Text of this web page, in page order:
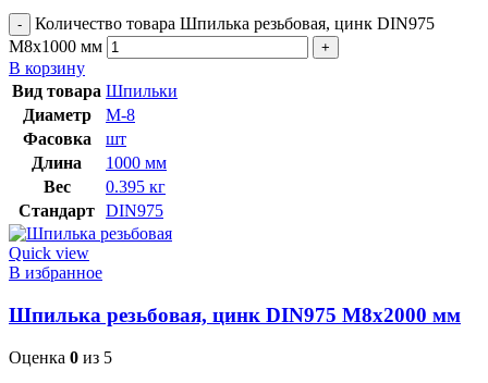
Количество товара Шпилька резьбовая, цинк DIN975
М8х1000 мм
В корзину
Вид товара Шпильки
Диаметр
М-8
Фасовка
шт
Длина
1000 мм
Вес
0.395 кг
Стандарт DIN975
Quick view
В избранное
Шпилька резьбовая, цинк DIN975 М8х2000 мм
Оценка 0 из 5